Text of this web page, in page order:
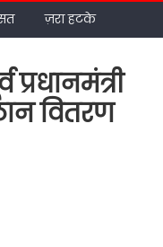
ज़रा हटके
वितरण